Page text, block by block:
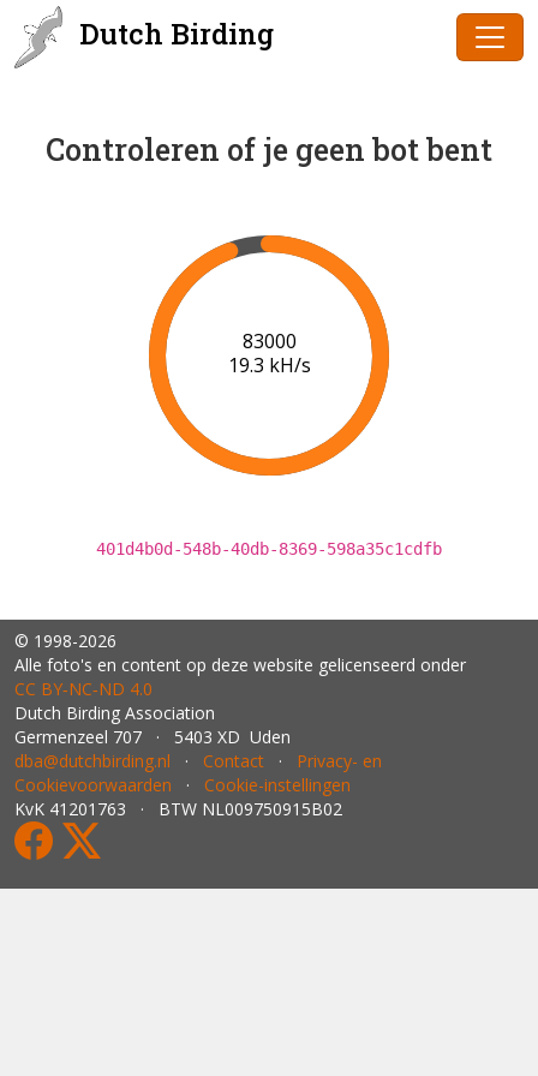
Dutch Birding
Controleren of je geen bot bent
85000
19.4 kH/s
401d4b0d-548b-40db-8369-598a35c1cdfb
© 1998-2026
Alle foto's en content op deze website gelicenseerd onder
CC BY‑NC‑ND 4.0
Dutch Birding Association
Germenzeel 707 · 5403 XD Uden
dba@dutchbirding.nl · Contact · Privacy- en
Cookievoorwaarden · Cookie-instellingen
KvK 41201763 · BTW NL009750915B02